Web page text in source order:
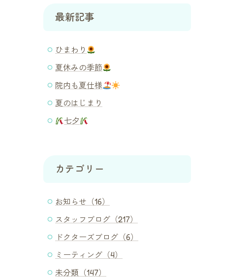
最新記事
ひまわり
夏休みの季節
院内も夏仕様
夏のはじまり
七夕
カテゴリー
お知らせ（16）
スタッフブログ（217）
ドクターズブログ（6）
ミーティング（4）
未分類（147）